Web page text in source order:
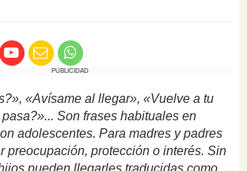
PUBLICIDAD
«Avísame al llegar», «Vuelve a tu
Son frases habituales en
adolescentes. Para madres y padres
preocupación, protección o interés. Sin
pueden llegarles traducidas como